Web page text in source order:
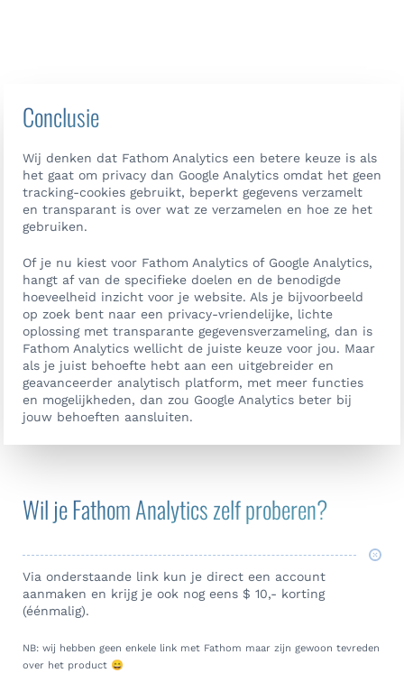
Conclusie
Wij denken dat Fathom Analytics een betere keuze is als
het gaat om privacy dan Google Analytics omdat het geen
tracking-cookies gebruikt, beperkt gegevens verzamelt
en transparant is over wat ze verzamelen en hoe ze het
gebruiken.
Of je nu kiest voor Fathom Analytics of Google Analytics,
hangt af van de specifieke doelen en de benodigde
hoeveelheid inzicht voor je website. Als je bijvoorbeeld
op zoek bent naar een privacy-vriendelijke, lichte
oplossing met transparante gegevensverzameling, dan is
Fathom Analytics wellicht de juiste keuze voor jou. Maar
als je juist behoefte hebt aan een uitgebreider en
geavanceerder analytisch platform, met meer functies
en mogelijkheden, dan zou Google Analytics beter bij
jouw behoeften aansluiten.
Wil je Fathom Analytics zelf proberen?
Via onderstaande link kun je direct een account
aanmaken en krijg je ook nog eens $ 10,- korting
(éénmalig).
NB: wij hebben geen enkele link met Fathom maar zijn gewoon tevreden
over het product 😄